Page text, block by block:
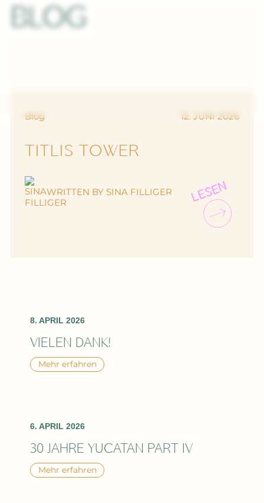
RESTAURANT&BAR
CELEBRATIONS
SUSTAINABILITY
BLOG
Blog 12. JUNI 2026
TITLIS TOWER
WRITTEN BY SINA FILLIGER LESEN
8. APRIL 2026
VIELEN DANK!
Mehr erfahren
6. APRIL 2026
30 JAHRE YUCATAN PART IV
Mehr erfahren